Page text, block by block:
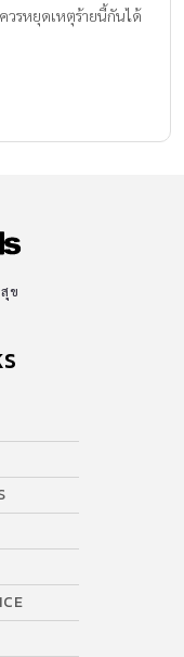
วรหยุดเหตุร้ายนี้กันได้
ข